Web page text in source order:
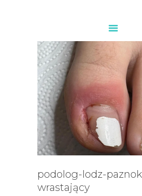
PODOLOG ŁÓDŹ
O NAS
USŁUGI
CENNIK
KONTAKT
podolog-lodz-
wrastający